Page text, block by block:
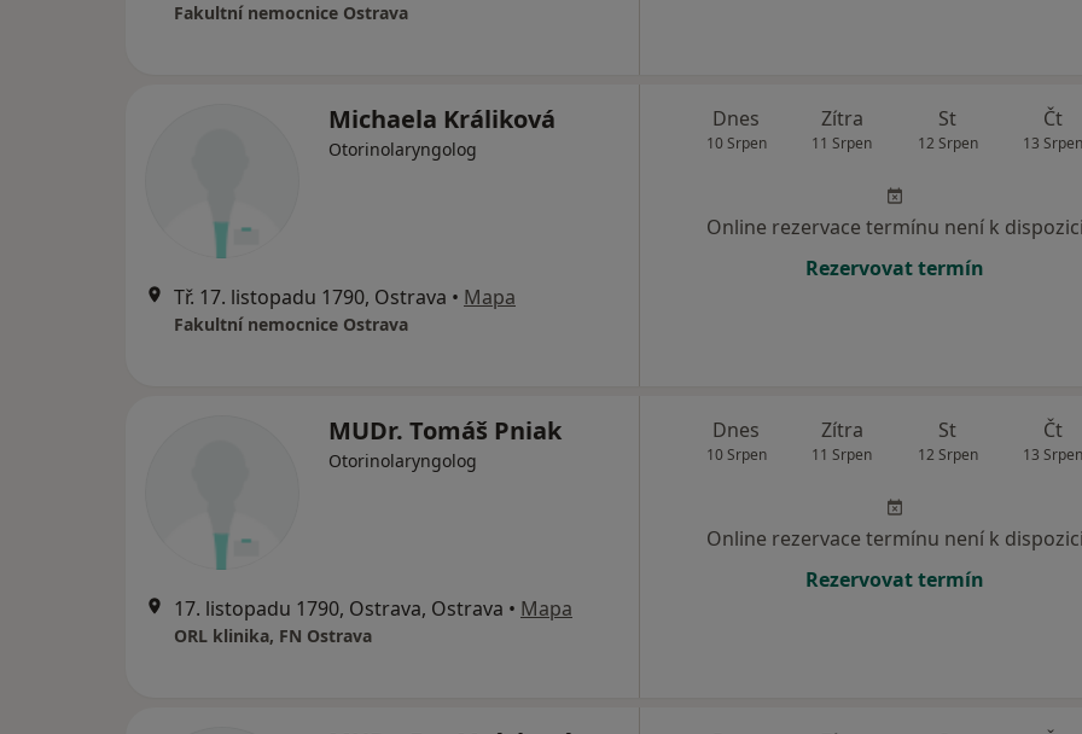
Fakultní nemocnice Ostrava
Michaela Králiková
Otorinolaryngolog
Tř. 17. listopadu 1790, Ostrava • Mapa
Fakultní nemocnice Ostrava
Dnes
10 Srpen
Zítra
11 Srpen
St
12 Srpen
Čt
13 Srpen
Online rezervace termínu není k dispozici
Rezervovat termín
MUDr. Tomáš Pniak
Otorinolaryngolog
17. listopadu 1790, Ostrava, Ostrava • Mapa
ORL klinika, FN Ostrava
Dnes
10 Srpen
Zítra
11 Srpen
St
12 Srpen
Čt
13 Srpen
Online rezervace termínu není k dispozici
Rezervovat termín